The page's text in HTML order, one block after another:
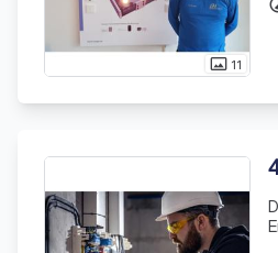
photo_size_select_actual 11